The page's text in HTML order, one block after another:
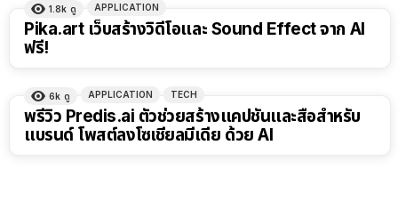
1.8k ดู APPLICATION
Pika.art เว็บสร้างวิดีโอและ Sound Effect จาก AI
ฟรี!
6k ดู APPLICATION TECH
พรีวิว Predis.ai ตัวช่วยสร้างแคปชันและสื่อสำหรับ
แบรนด์ โพสต์ลงโซเชียลมีเดีย ด้วย AI